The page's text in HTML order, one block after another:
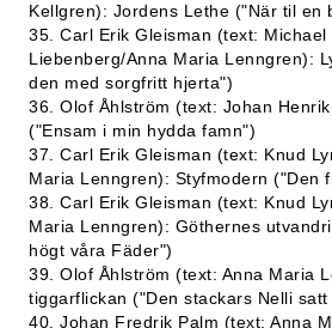
Kellgren): Jordens Lethe ("När til en
35. Carl Erik Gleisman (text: Michael
Liebenberg/Anna Maria Lenngren):
den med sorgfritt hjerta")
36. Olof Åhlström (text: Johan
("Ensam i min hydda famn")
37. Carl Erik Gleisman (text: Knud
Maria Lenngren): Styfmodern ("Den
38. Carl Erik Gleisman (text: Knud
Maria Lenngren): Göthernes
högt våra Fäder")
39. Olof Åhlström (text: Anna Maria
tiggarflickan ("Den stackars Nelli
40. Johan Fredrik Palm (text: Anna